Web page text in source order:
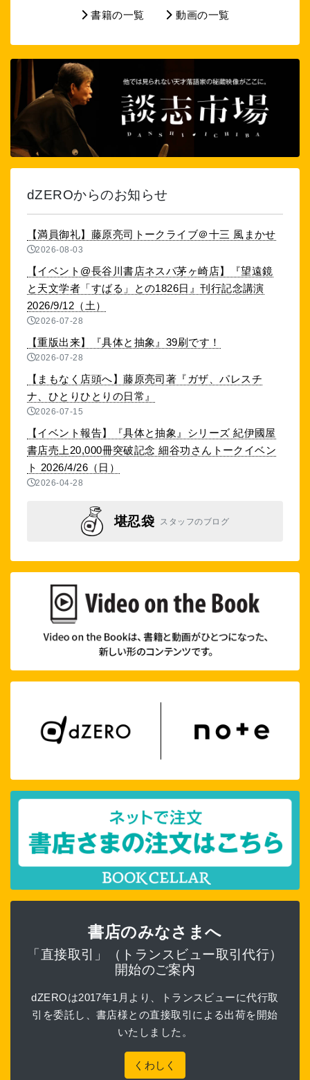
書籍の一覧 動画の一覧
dZEROからのお知らせ
【満員御礼】藤原亮司トークライブ＠十三 風まかせ
2026-08-03
【イベント@長谷川書店ネスパ茅ヶ崎店】『望遠鏡
と天文学者「すばる」との1826日』刊行記念講演
2026/9/12（土）
2026-07-28
【重版出来】『具体と抽象』39刷です！
2026-07-28
【まもなく店頭へ】藤原亮司著『ガザ、パレスチ
ナ、ひとりひとりの日常』
2026-07-15
【イベント報告】『具体と抽象』シリーズ 紀伊國屋
書店売上20,000冊突破記念 細谷功さんトークイベン
ト 2026/4/26（日）
2026-04-28
堪忍袋 スタッフのブログ
書店のみなさまへ
「直接取引」（トランスビュー取引代行）
開始のご案内
dZEROは2017年1月より、トランスビューに代行取
引を委託し、書店様との直接取引による出荷を開始
いたしました。
くわしく